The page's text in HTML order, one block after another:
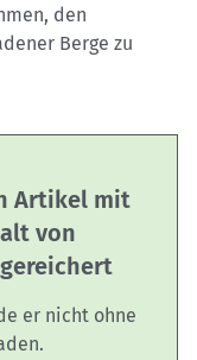
den
Berge zu
Artikel mit
von
er nicht ohne